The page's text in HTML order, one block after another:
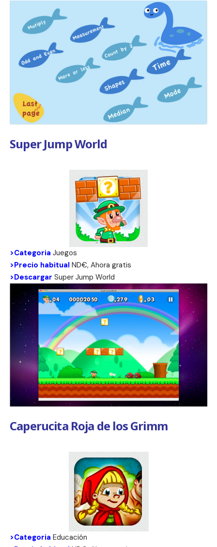
Super Jump World
>Categoria Juegos
>Precio habitual ND€, Ahora gratis
>Descargar Super Jump World
Caperucita Roja de los Grimm
>Categoria Educación